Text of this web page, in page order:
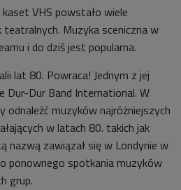
VHS powstało wiele
Muzyka sceniczna w
i do dziś jest popularna.
lat 80. Powraca! Jednym z jej
Dur-Dur Band International. W
odnaleźć muzyków najróżniejszych
w latach 80. takich jak
nazwą zawiązał się w Londynie w
ponownego spotkania muzyków
grup.